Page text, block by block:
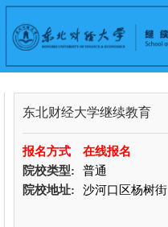
东北财经大学继续教育
报名方式
在线报名
院校类型:
普通
院校地址:
沙河口区杨树街